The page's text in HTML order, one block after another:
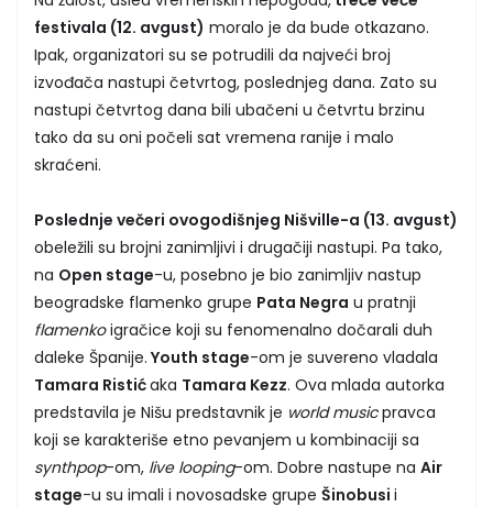
festivala (12. avgust) moralo je da bude otkazano.
Ipak, organizatori su se potrudili da najveći broj
izvođača nastupi četvrtog, poslednjeg dana. Zato su
nastupi četvrtog dana bili ubačeni u četvrtu brzinu
tako da su oni počeli sat vremena ranije i malo
skraćeni.
Poslednje večeri ovogodišnjeg Nišville-a (13. avgust)
obeležili su brojni zanimljivi i drugačiji nastupi. Pa tako,
na Open stage-u, posebno je bio zanimljiv nastup
beogradske flamenko grupe Pata Negra u pratnji
flamenkoigračice koji su fenomenalno dočarali duh
daleke Španije. Youth stage-om je suvereno vladala
Tamara Ristićaka Tamara Kezz. Ova mlada autorka
predstavila je Nišu predstavnik je world musicpravca
koji se karakteriše etno pevanjem u kombinaciji sa
synthpop-om, live looping-om. Dobre nastupe na Air
stage-u su imali i novosadske grupe Šinobusi i